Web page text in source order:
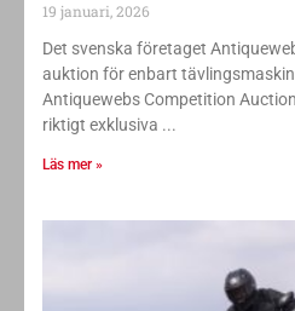
19 januari, 2026
Det svenska företaget
auktion för enbart
Antiquewebs Competition
riktigt exklusiva
Läs mer »